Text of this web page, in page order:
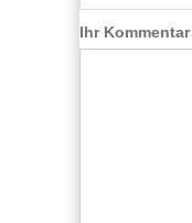
Ihr Kommentar